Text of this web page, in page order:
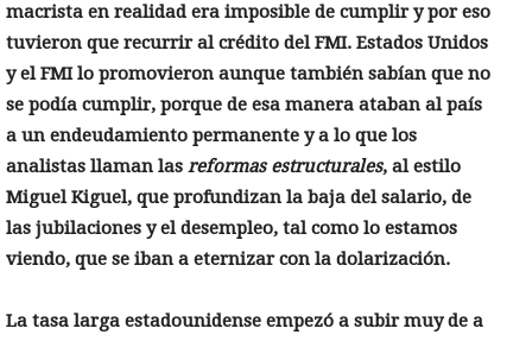
macrista en realidad era imposible de cumplir y por eso
tuvieron que recurrir al crédito del FMI. Estados Unidos
y el FMI lo promovieron aunque también sabían que no
se podía cumplir, porque de esa manera ataban al país
a un endeudamiento permanente y a lo que los
analistas llaman las reformas estructurales, al estilo
Miguel Kiguel, que profundizan la baja del salario, de
las jubilaciones y el desempleo, tal como lo estamos
viendo, que se iban a eternizar con la dolarización.
La tasa larga estadounidense empezó a subir muy de a